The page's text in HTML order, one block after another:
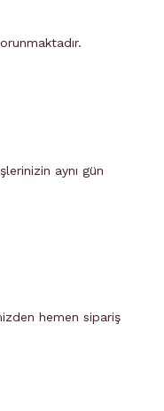
aynı gün
hemen sipariş